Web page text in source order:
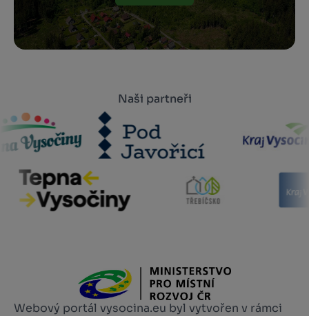
Naši partneři
Webový portál vysocina.eu byl vytvořen v rámci